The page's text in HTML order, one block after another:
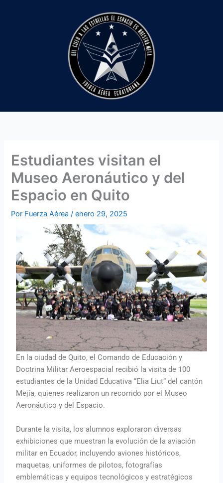
Estudiantes visitan el
Museo Aeronáutico y del
Espacio en Quito
Por Fuerza Aérea/enero 29, 2025
En la ciudad de Quito, el Comando de Educación y
Doctrina Militar Aeroespacial recibió la visita de 100
estudiantes de la Unidad Educativa “Elia Liut” del cantón
Mejía, quienes realizaron un recorrido por el Museo
Aeronáutico y del Espacio.
Durante la visita, los alumnos exploraron diversas
exhibiciones que muestran la evolución de la aviación
militar en Ecuador, incluyendo aviones históricos,
maquetas, uniformes de pilotos, fotografías
emblemáticas y equipos tecnológicos y estratégicos